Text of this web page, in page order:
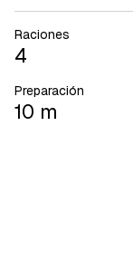
Raciones
4
Preparación
10 m